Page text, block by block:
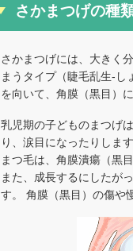
さかまつげの種
さかまつげには、大きく
まうタイプ（睫毛乱生-
を向いて、角膜（黒目）
乳児期の子どものまつげ
り、涙目になったりしま
まつ毛は、角膜潰瘍（黒
また、成長するにしたが
す。 角膜（黒目）の傷や